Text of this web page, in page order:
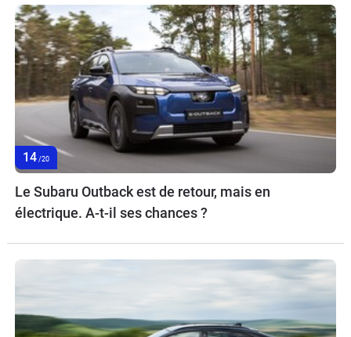
14 /20
Le Subaru Outback est de retour, mais en
électrique. A-t-il ses chances ?